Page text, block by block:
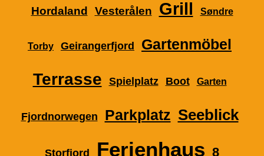
Hordaland Vesterålen Grill Søndre
Torby Geirangerfjord Gartenmöbel
Terrasse Spielplatz Boot Garten
Fjordnorwegen Parkplatz Seeblick
Storfjord Ferienhaus 8